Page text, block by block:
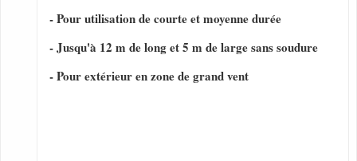
- Pour utilisation de courte et moyenne durée
- Jusqu'à 12 m de long et 5 m de large sans soudure
- Pour extérieur en zone de grand vent